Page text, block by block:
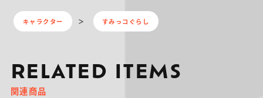
キャラクター すみっコぐらし
RELATED ITEMS
関連商品